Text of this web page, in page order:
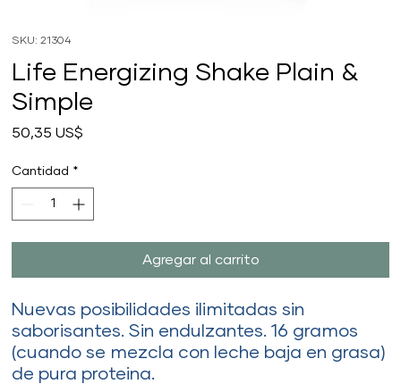
SKU: 21304
Life Energizing Shake Plain &
Simple
50,35 US$
Cantidad *
Agregar al carrito
Nuevas posibilidades ilimitadas sin
saborisantes. Sin endulzantes. 16 gramos
(cuando se mezcla con leche baja en grasa)
de pura proteina.